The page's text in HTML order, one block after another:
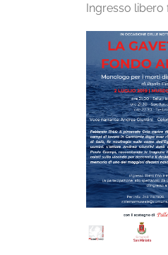
Ingresso libero